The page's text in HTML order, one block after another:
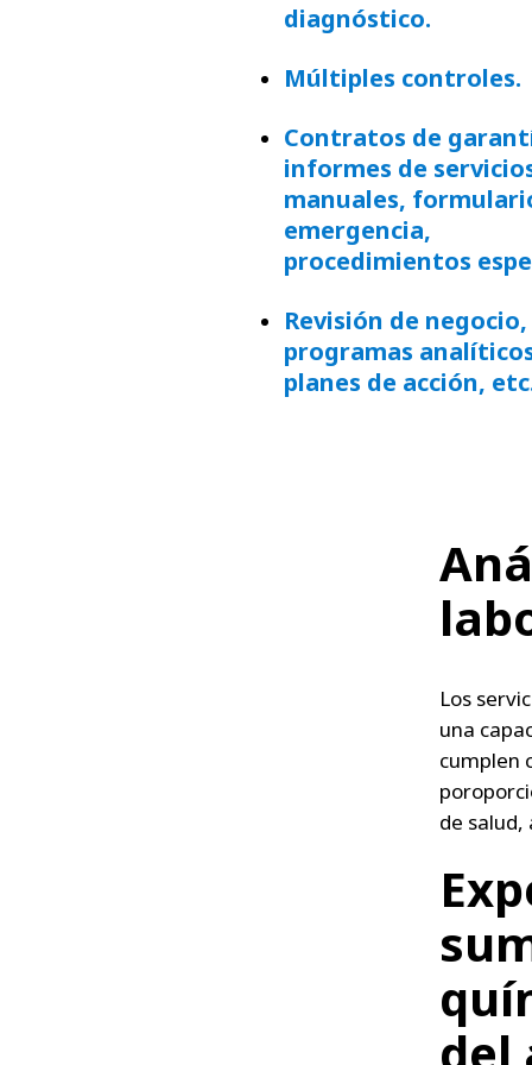
diagnóstico.
Múltiples controles.
Contratos de
informes de
manuales,
emergencia,
procedimientos
Revisión de negocio,
programas
planes de acción,
Los
una
cumplen
de